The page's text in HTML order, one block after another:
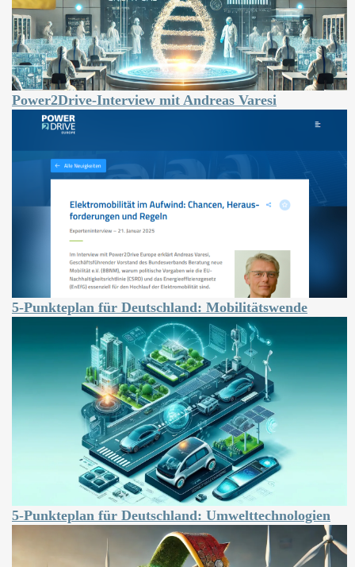
Power2Drive-Interview mit Andreas Varesi
5-Punkteplan für Deutschland: Mobilitätswende
5-Punkteplan für Deutschland: Umwelttechnologien